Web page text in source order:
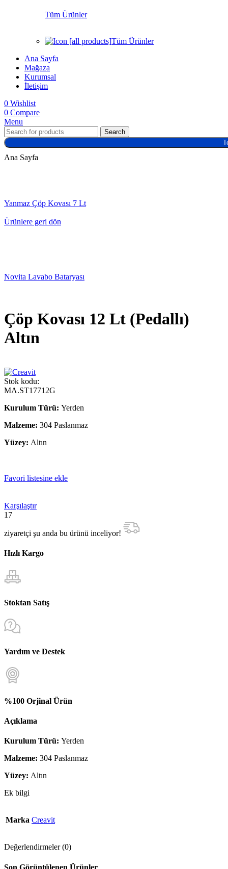
Tüm Ürünler
Tüm Ürünler
Ana Sayfa
Mağaza
Kurumsal
İletişim
0 Wishlist
0 Compare
Menu
Search
Ana Sayfa
Yanmaz Çöp Kovası 7 Lt
Ürünlere geri dön
Novita Lavabo Bataryası
Çöp Kovası 12 Lt (Pedallı)
Altın
Stok kodu:
MA.ST17712G
Kurulum Türü: Yerden
Malzeme: 304 Paslanmaz
Yüzey: Altın
Favori listesine ekle
Karşılaştır
17
ziyaretçi şu anda bu ürünü inceliyor!
Hızlı Kargo
Stoktan Satış
Yardım ve Destek
%100 Orjinal Ürün
Açıklama
Kurulum Türü: Yerden
Malzeme: 304 Paslanmaz
Yüzey: Altın
Ek bilgi
Marka Creavit
Değerlendirmeler (0)
Son Görüntülenen Ürünler